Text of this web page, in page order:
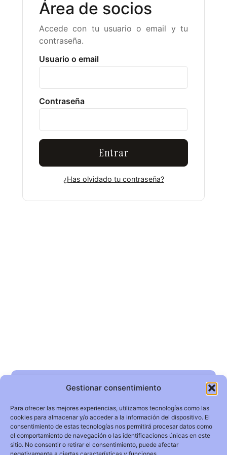
Gestionar consentimiento
Para ofrecer las mejores experiencias, utilizamos tecnologías como las
cookies para almacenar y/o acceder a la información del dispositivo. El
consentimiento de estas tecnologías nos permitirá procesar datos como
el comportamiento de navegación o las identificaciones únicas en este
sitio. No consentir o retirar el consentimiento, puede afectar
Área de socios
Accede con tu usuario o email y tu
contraseña.
Usuario o email
Contraseña
Entrar
¿Has olvidado tu contraseña?
Inicio
Quiénes somos
Actividades
Premios PesMes